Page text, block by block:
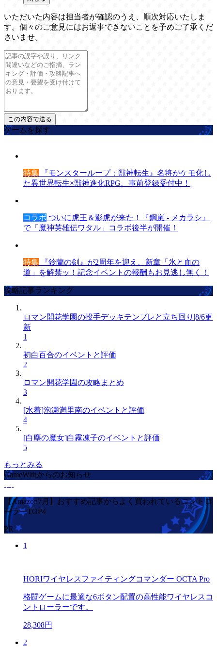
いただいた内容は担当者が確認のうえ、順次対応いたしま
す。個々のご意見にはお返事できないことを予めご了承くだ
さいませ。
ゲームを探す
特集 『モンスターループ：獣神転生』名将がケモ化し
た異世界転生×獣神進化RPG。事前登録受付中！
コラボ ついに虎王＆影虎が来た！『鋼嵐 - メカラシ』
で「魔神英雄伝ワタル」コラボ後半が開催！
特集 『鈴蘭の剣』が2周年を迎え、新章「氷と血の
道」を解禁ッ！記念イベントの報酬もお見逃し無く！
攻略記事ランキング
ロマン開花学園の投手デッキテンプレと立ち回り|8/6更
新
1
初白百合のイベントと評価
2
ロマン開花学園の攻略まとめ
3
[水着]泡瀬満里南のイベントと評価
4
[白塵の魔女]白霧凍子のイベントと評価
5
もっとみる
GameWithからのお知らせ
【Amazon7月】おすすめ記事からよく買われているコントロ
ーラーTOP4
PR
1
HORIワイヤレスファイティングコマンダー OCTA Pro
格闘ゲームに最適な6ボタン配置の高性能ワイヤレスコ
ントローラーです。
28,308円
2